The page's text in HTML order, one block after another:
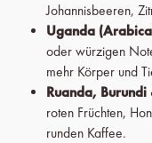
Johannisbeeren,
Uganda
oder würzigen
mehr Körper und
Ruanda,
roten Früchten,
runden Kaffee.